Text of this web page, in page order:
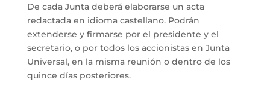
De cada Junta deberá elaborarse un acta
redactada en idioma castellano. Podrán
extenderse y firmarse por el presidente y el
secretario, o por todos los accionistas en Junta
Universal, en la misma reunión o dentro de los
quince días posteriores.